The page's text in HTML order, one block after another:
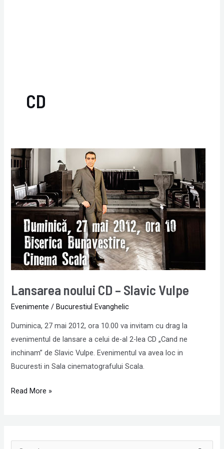
CD
Lansarea noului CD – Slavic Vulpe
Evenimente /Bucurestiul Evanghelic
Duminica, 27 mai 2012, ora 10.00 va invitam cu drag la
evenimentul de lansare a celui de-al 2-lea CD „Cand ne
inchinam” de Slavic Vulpe. Evenimentul va avea loc in
Bucuresti in Sala cinematografului Scala.
Lansarea
noului
CD
–
Slavic
Vulpe
Read More »